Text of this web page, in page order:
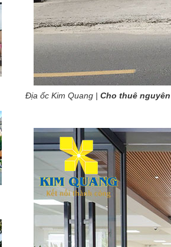
Địa ốc Kim Quang |Cho thuê